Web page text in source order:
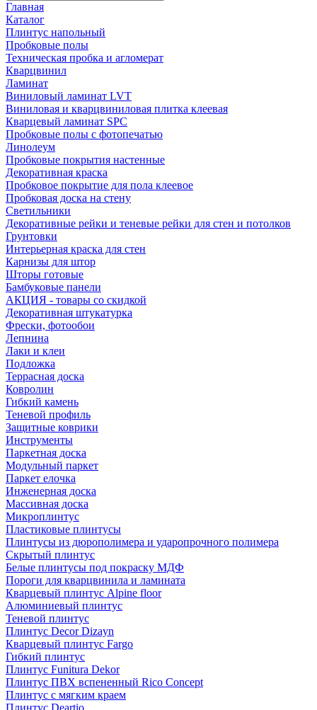
Главная
Каталог
Плинтус напольный
Пробковые полы
Техническая пробка и агломерат
Кварцвинил
Ламинат
Виниловый ламинат LVT
Виниловая и кварцвиниловая плитка клеевая
Кварцевый ламинат SPC
Пробковые полы с фотопечатью
Линолеум
Пробковые покрытия настенные
Декоративная краска
Пробковое покрытие для пола клеевое
Пробковая доска на стену
Светильники
Декоративные рейки и теневые рейки для стен и потолков
Грунтовки
Интерьерная краска для стен
Карнизы для штор
Шторы готовые
Бамбуковые панели
АКЦИЯ - товары со скидкой
Декоративная штукатурка
Фрески, фотообои
Лепнина
Лаки и клеи
Подложка
Террасная доска
Ковролин
Гибкий камень
Теневой профиль
Защитные коврики
Инструменты
Паркетная доска
Модульный паркет
Паркет елочка
Инженерная доска
Массивная доска
Микроплинтус
Пластиковые плинтусы
Плинтусы из дюрополимера и ударопрочного полимера
Скрытый плинтус
Белые плинтусы под покраску МДФ
Пороги для кварцвинила и ламината
Кварцевый плинтус Alpine floor
Алюминиевый плинтус
Теневой плинтус
Плинтус Decor Dizayn
Кварцевый плинтус Fargo
Гибкий плинтус
Плинтус Funitura Dekor
Плинтус ПВХ вспененный Rico Concept
Плинтус с мягким краем
Плинтус Deartio